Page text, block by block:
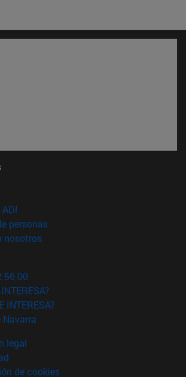
en nueva ventana)
personas(abre en nueva ventana)
nosotros(abre en nueva ventana)
56 00
INTERESA?
legal
de cookies